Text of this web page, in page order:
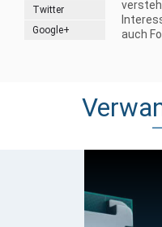
Twitter
Google+
auch